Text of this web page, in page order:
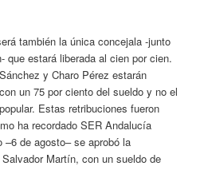
también la única concejala -junto
que estará liberada al cien por cien.
y Charo Pérez estarán
un 75 por ciento del sueldo y no el
Estas retribuciones fueron
ha recordado SER Andalucía
–6 de agosto– se aprobó la
Martín, con un sueldo de